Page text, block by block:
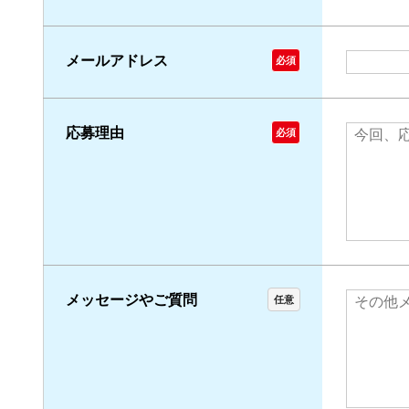
メールアドレス 必須
応募理由 必須
メッセージやご質問 任意